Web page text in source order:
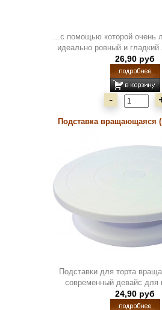
...с помощью которой очень
идеально ровный и гладкий
26,90 руб
-
Подставка вращающаяся
Подставки для торта
современный девайс для
24,90 руб